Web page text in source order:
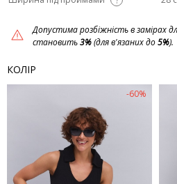
Допустима розбіжність в замірах
становить3%(для в'язаних до5%).
КОЛІР
-60%